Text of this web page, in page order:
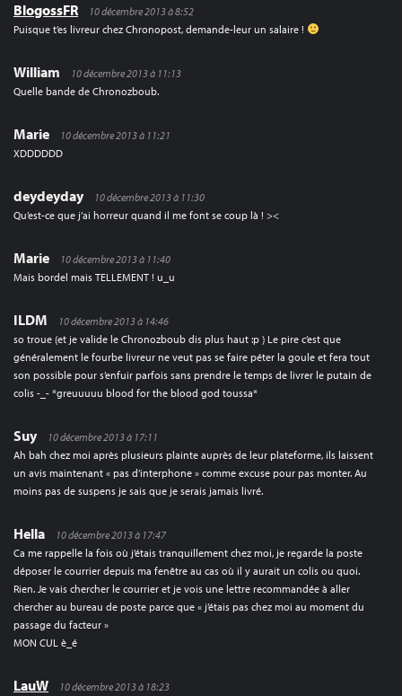
BlogossFR
10 décembre 2013 à 8:52
Puisque t’es livreur chez Chronopost, demande-leur un salaire !
William
10 décembre 2013 à 11:13
Quelle bande de Chronozboub.
Marie
10 décembre 2013 à 11:21
XDDDDDD
deydeyday
10 décembre 2013 à 11:30
Qu’est-ce que j’ai horreur quand il me font se coup là ! ><
Marie
10 décembre 2013 à 11:40
Mais bordel mais TELLEMENT ! u_u
ILDM
10 décembre 2013 à 14:46
so troue (et je valide le Chronozboub dis plus haut :p ) Le pire c’est que
généralement le fourbe livreur ne veut pas se faire péter la goule et fera tout
son possible pour s’enfuir parfois sans prendre le temps de livrer le putain de
colis -_- *greuuuuu blood for the blood god toussa*
Suy
10 décembre 2013 à 17:11
Ah bah chez moi après plusieurs plainte auprès de leur plateforme, ils laissent
un avis maintenant « pas d’interphone » comme excuse pour pas monter. Au
moins pas de suspens je sais que je serais jamais livré.
Hella
10 décembre 2013 à 17:47
Ca me rappelle la fois où j’étais tranquillement chez moi, je regarde la poste
déposer le courrier depuis ma fenêtre au cas où il y aurait un colis ou quoi.
Rien. Je vais chercher le courrier et je vois une lettre recommandée à aller
chercher au bureau de poste parce que « j’étais pas chez moi au moment du
passage du facteur »
MON CUL è_é
LauW
10 décembre 2013 à 18:23